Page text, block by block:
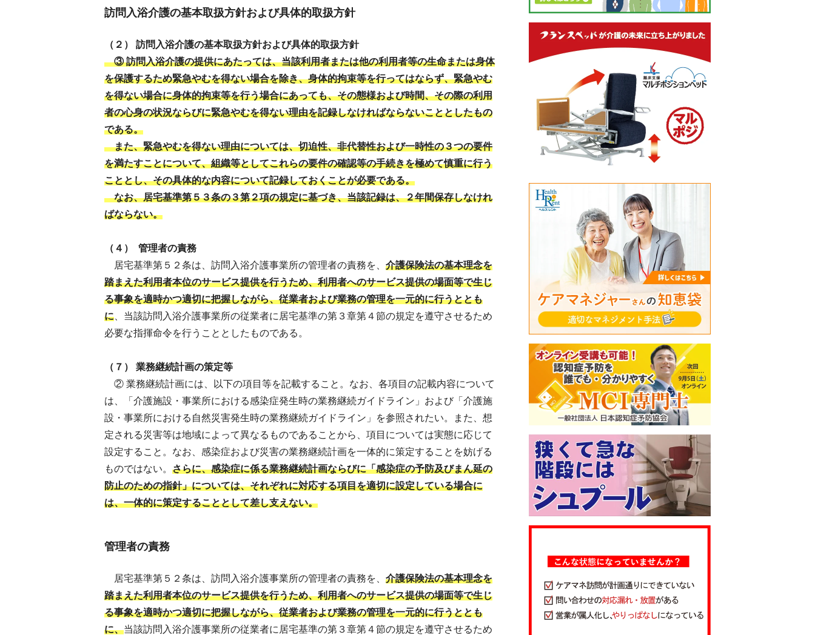
訪問入浴介護の基本取扱方針および具体的取扱方針
（２） 訪問入浴介護の基本取扱方針および具体的取扱方針
③ 訪問入浴介護の提供にあたっては、当該利用者または他の利用者等の生命または身体
を保護するため緊急やむを得ない場合を除き、身体的拘束等を行ってはならず、緊急やむ
を得ない場合に身体的拘束等を行う場合にあっても、その態様および時間、その際の利用
者の心身の状況ならびに緊急やむを得ない理由を記録しなければならないこととしたもの
である。
また、緊急やむを得ない理由については、切迫性、非代替性および一時性の３つの要件
を満たすことについて、組織等としてこれらの要件の確認等の手続きを極めて慎重に行う
こととし、その具体的な内容について記録しておくことが必要である。
なお、居宅基準第５３条の３第２項の規定に基づき、当該記録は、２年間保存しなけれ
ばならない。
（４） 管理者の責務
居宅基準第５２条は、訪問入浴介護事業所の管理者の責務を、 介護保険法の基本理念を
踏まえた利用者本位のサービス提供を行うため、利用者へのサービス提供の場面等で生じ
る事象を適時かつ適切に把握しながら、従業者および業務の管理を一元的に行うととも
に 、当該訪問入浴介護事業所の従業者に居宅基準の第３章第４節の規定を遵守させるため
必要な指揮命令を行うこととしたものである。
（７） 業務継続計画の策定等
② 業務継続計画には、以下の項目等を記載すること。なお、各項目の記載内容について
は、「介護施設・事業所における感染症発生時の業務継続ガイドライン」および「介護施
設・事業所における自然災害発生時の業務継続ガイドライン」を参照されたい。また、想
定される災害等は地域によって異なるものであることから、項目については実態に応じて
設定すること。なお、感染症および災害の業務継続計画を一体的に策定することを妨げる
ものではない。 さらに、感染症に係る業務継続計画ならびに「感染症の予防及びまん延の
防止のための指針」については、それぞれに対応する項目を適切に設定している場合に
は、一体的に策定することとして差し支えない。
管理者の責務
居宅基準第５２条は、訪問入浴介護事業所の管理者の責務を、 介護保険法の基本理念を
踏まえた利用者本位のサービス提供を行うため、利用者へのサービス提供の場面等で生じ
る事象を適時かつ適切に把握しながら、従業者および業務の管理を一元的に行うととも
に、当該訪問入浴介護事業所の従業者に居宅基準の第３章第４節の規定を遵守させるため